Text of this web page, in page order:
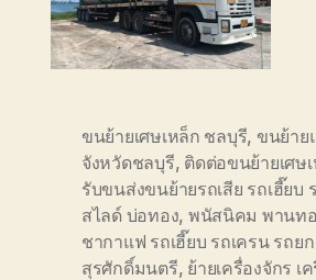
ขนย้ายเศษเหล็ก ชลบุรี, ขนย้าย
จังหวัดชลบุรี, ติดต่อขนย้ายเศษ
รับขนส่งขนย้ายรถเสีย รถเฮี๊ยบ
สไลด์ บ่อทอง, พนัสนิคม พานทอ
ชากาแฟ รถเฮี๊ยบ รถเครน รถย
สุรศักดิ์มนตรี, ย้ายเครื่องจักร